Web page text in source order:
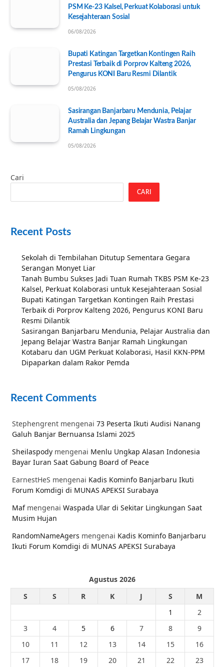
PSM Ke-23 Kalsel, Perkuat Kolaborasi untuk
Kesejahteraan Sosial
06/08/2026
Bupati Katingan Targetkan Kontingen Raih
Prestasi Terbaik di Porprov Kalteng 2026,
Pengurus KONI Baru Resmi Dilantik
05/08/2026
Sasirangan Banjarbaru Mendunia, Pelajar
Australia dan Jepang Belajar Wastra Banjar
Ramah Lingkungan
05/08/2026
Cari
CARI
Recent Posts
Sekolah di Tembilahan Ditutup Sementara Gegara
Serangan Monyet Liar
Tanah Bumbu Sukses Jadi Tuan Rumah TKBS PSM Ke-23
Kalsel, Perkuat Kolaborasi untuk Kesejahteraan Sosial
Bupati Katingan Targetkan Kontingen Raih Prestasi
Terbaik di Porprov Kalteng 2026, Pengurus KONI Baru
Resmi Dilantik
Sasirangan Banjarbaru Mendunia, Pelajar Australia dan
Jepang Belajar Wastra Banjar Ramah Lingkungan
Kotabaru dan UGM Perkuat Kolaborasi, Hasil KKN-PPM
Dipaparkan dalam Rakor Pemda
Recent Comments
Stephengrent mengenai 73 Peserta Ikuti Audisi Nanang
Galuh Banjar Bernuansa Islami 2025
Sheilaspody mengenai Menlu Ungkap Alasan Indonesia
Bayar Iuran Saat Gabung Board of Peace
EarnestHeS mengenai Kadis Kominfo Banjarbaru Ikuti
Forum Komdigi di MUNAS APEKSI Surabaya
Mafmengenai Waspada Ular di Sekitar Lingkungan Saat
Musim Hujan
RandomNameAgers mengenai Kadis Kominfo Banjarbaru
Ikuti Forum Komdigi di MUNAS APEKSI Surabaya
Agustus 2026
S
S R K J S
M
1
2
3
4 5 6 7 8
9
10
11 12 13 14 15
16
17
18 19 20 21 22 23